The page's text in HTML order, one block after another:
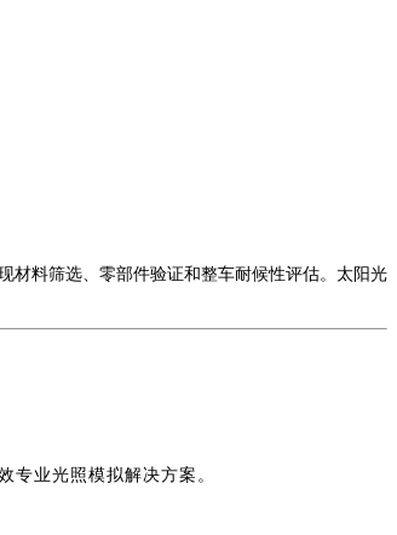
材料筛选、零部件验证和整车耐候性评估。太阳光
专业光照模拟解决方案。